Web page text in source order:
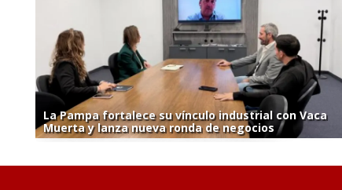
La Pampa fortalece su vínculo industrial con Vaca
Muerta y lanza nueva ronda de negocios